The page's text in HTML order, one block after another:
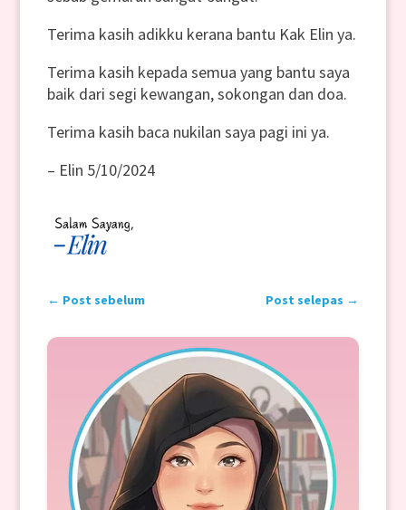
Terima kasih adikku kerana bantu Kak Elin ya.
Terima kasih kepada semua yang bantu saya
baik dari segi kewangan, sokongan dan doa.
Terima kasih baca nukilan saya pagi ini ya.
– Elin 5/10/2024
← Post sebelum Post selepas →